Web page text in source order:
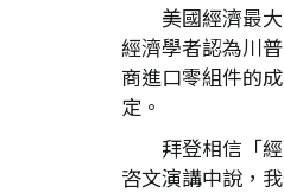
美國經濟最
經濟學者認為川
商進口零組件的
定。
拜登相信「
咨文演講中說，